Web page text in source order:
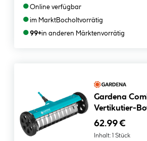
●Online verfügbar
●im MarktBocholtvorrätig
●99+in anderen Märktenvorrätig
Gardena Combisystem
Vertikutier-
62.99 €
Inhalt: 1 Stück